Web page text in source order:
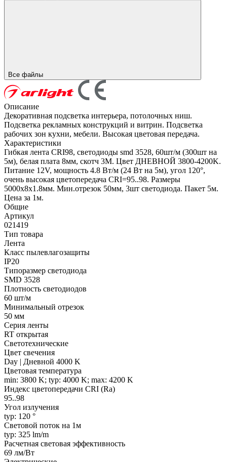
Все файлы
Описание
Декоративная подсветка интерьера, потолочных ниш.
Подсветка рекламных конструкций и витрин. Подсветка
рабочих зон кухни, мебели. Высокая цветовая передача.
Характеристики
Гибкая лента CRI98, светодиоды smd 3528, 60шт/м (300шт на
5м), белая плата 8мм, скотч 3М. Цвет ДНЕВНОЙ 3800-4200K.
Питание 12V, мощность 4.8 Вт/м (24 Вт на 5м), угол 120°,
очень высокая цветопередача CRI=95..98. Размеры
5000х8x1.8мм. Мин.отрезок 50мм, 3шт светодиода. Пакет 5м.
Цена за 1м.
Общие
Артикул
021419
Тип товара
Лента
Класс пылевлагозащиты
IP20
Типоразмер светодиода
SMD 3528
Плотность светодиодов
60 шт/м
Минимальный отрезок
50 мм
Серия ленты
RT открытая
Светотехнические
Цвет свечения
Day | Дневной 4000 K
Цветовая температура
min: 3800 K; typ: 4000 K; max: 4200 K
Индекс цветопередачи CRI (Ra)
95..98
Угол излучения
typ: 120 °
Световой поток на 1м
typ: 325 lm/m
Расчетная световая эффективность
69 лм/Вт